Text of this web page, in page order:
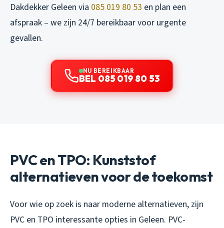
Dakdekker Geleen via 085 019 80 53 en plan een
afspraak – we zijn 24/7 bereikbaar voor urgente
gevallen.
NU BEREIKBAAR
BEL 085 019 80 53
PVC en TPO: Kunststof
alternatieven voor de toekomst
Voor wie op zoek is naar moderne alternatieven, zijn
PVC en TPO interessante opties in Geleen. PVC-